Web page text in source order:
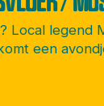
Local legend
een